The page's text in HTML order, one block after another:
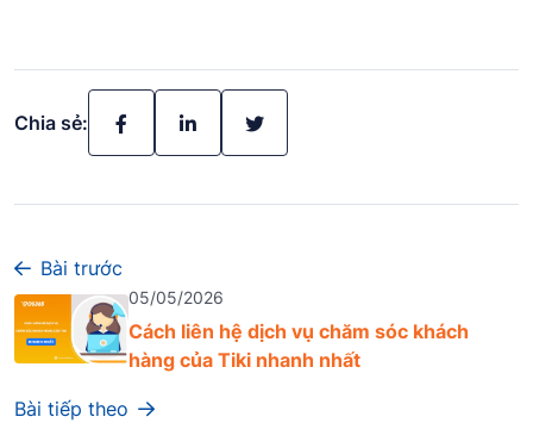
Chia sẻ:
Bài trước
05/05/2026
Cách liên hệ dịch vụ chăm sóc khách
hàng của Tiki nhanh nhất
Bài tiếp theo